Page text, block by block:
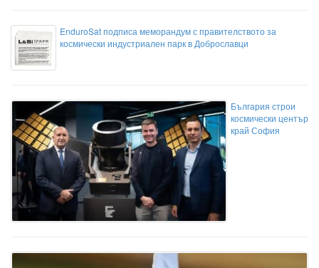
EnduroSat подписа меморандум с правителството за
космически индустриален парк в Доброславци
България строи
космически център
край София